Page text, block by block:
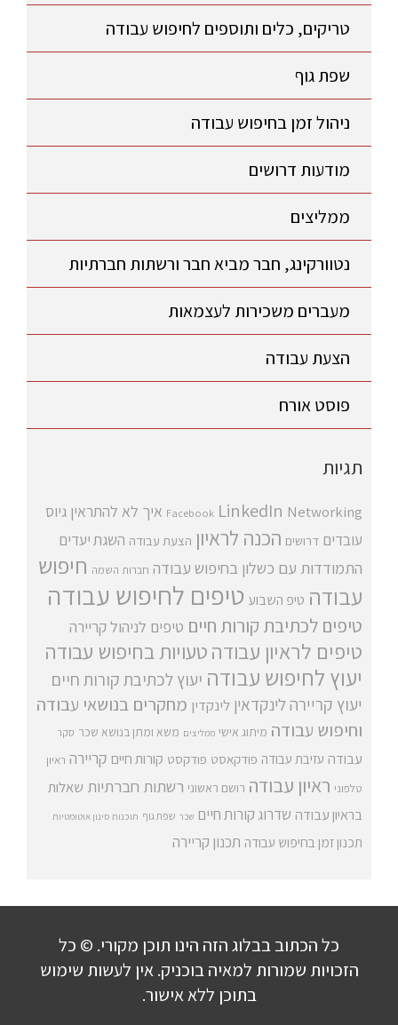
טריקים, כלים ותוספים לחיפוש עבודה
שפת גוף
ניהול זמן בחיפוש עבודה
מודעות דרושים
ממליצים
נטוורקינג, חבר מביא חבר ורשתות חברתיות
מעברים משכירות לעצמאות
הצעת עבודה
פוסט אורח
תגיות
Facebook LinkedIn Networking איך לא להתראין גיוס
עובדים דרושים הכנה לראיון הצעת עבודה השגת יעדים
התמודדות עם כשלון בחיפוש עבודה חברות השמה חיפוש
עבודה טיפ השבוע טיפים לחיפוש עבודה
טיפים לכתיבת קורות חיים טיפים לניהול קריירה
טיפים לראיון עבודהטעויות בחיפוש עבודה
יעוץ לחיפוש עבודה יעוץ לכתיבת קורות חיים
יעוץ קריירה לינקדאין לינקדין מחקרים בנושאי עבודה
וחיפוש עבודה מיתוג אישי ממליצים משא ומתן בנושא שכר סקר
עבודה עזיבת עבודה פודקאסט פודקסט קורות חיים קריירה ראיון
טלפוני ראיון עבודה רושם ראשוני רשתות חברתיות שאלות
בראיון עבודה שדרוג קורות חיים שכר שפת גוף תוכנות סינון אוטומטיות
תכנון זמן בחיפוש עבודה תכנון קריירה
כל הכתוב בבלוג הזה הינו תוכן מקורי. © כל
הזכויות שמורות למאיה בוכניק. אין לעשות שימוש
בתוכן ללא אישור.